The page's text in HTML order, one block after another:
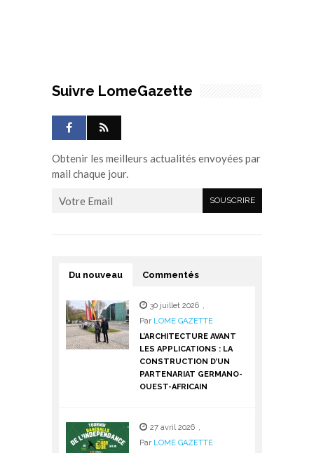
Suivre LomeGazette
Obtenir les meilleurs actualités envoyées par
mail chaque jour.
Du nouveau Commentés
30 juillet 2026 ,
Par LOME GAZETTE
L’ARCHITECTURE AVANT
LES APPLICATIONS : LA
CONSTRUCTION D’UN
PARTENARIAT GERMANO-
OUEST-AFRICAIN
27 avril 2026 ,
Par LOME GAZETTE